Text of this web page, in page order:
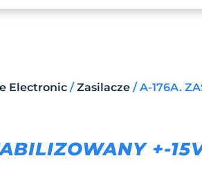
Electronic/Zasilacze/ A-176A.
+-